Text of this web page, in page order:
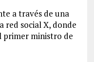
a través de una
red social X, donde
primer ministro de